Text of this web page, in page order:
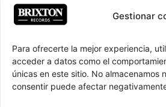
Gestionar
Para ofrecerte la mejor experiencia,
acceder a datos como el
únicas en este sitio. No almacenamos
consentir puede afectar